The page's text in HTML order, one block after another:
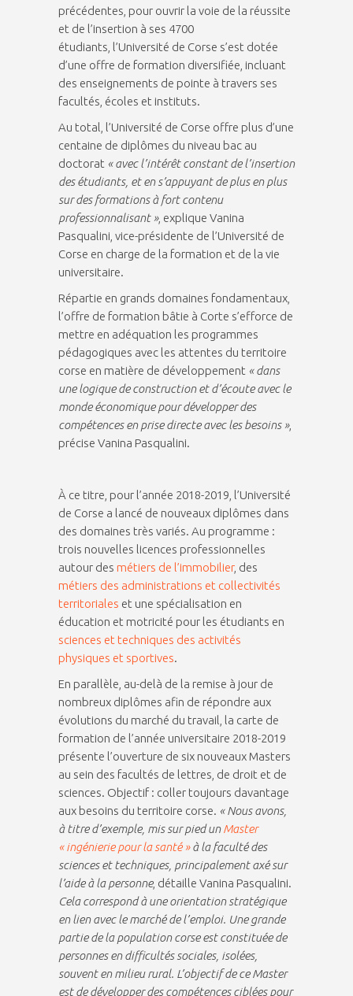
précédentes, pour ouvrir la voie de la réussite
et de l’insertion à ses 4700
étudiants, l’Université de Corse s’est dotée
d’une offre de formation diversifiée, incluant
des enseignements de pointe à travers ses
facultés, écoles et instituts.
Au total, l’Université de Corse offre plus d’une
centaine de diplômes du niveau bac au
doctorat « avec l’intérêt constant de l’insertion
des étudiants, et en s’appuyant de plus en plus
sur des formations à fort contenu
professionnalisant », explique Vanina
Pasqualini, vice-présidente de l’Université de
Corse en charge de la formation et de la vie
universitaire.
Répartie en grands domaines fondamentaux,
l’offre de formation bâtie à Corte s’efforce de
mettre en adéquation les programmes
pédagogiques avec les attentes du territoire
corse en matière de développement « dans
une logique de construction et d’écoute avec le
monde économique pour développer des
compétences en prise directe avec les besoins »,
précise Vanina Pasqualini.
À ce titre, pour l’année 2018-2019, l’Université
de Corse a lancé de nouveaux diplômes dans
des domaines très variés. Au programme :
trois nouvelles licences professionnelles
autour des métiers de l’immobilier, des
métiers des administrations et collectivités
territoriales et une spécialisation en
éducation et motricité pour les étudiants en
sciences et techniques des activités
physiques et sportives.
En parallèle, au-delà de la remise à jour de
nombreux diplômes afin de répondre aux
évolutions du marché du travail, la carte de
formation de l’année universitaire 2018-2019
présente l’ouverture de six nouveaux Masters
au sein des facultés de lettres, de droit et de
sciences. Objectif : coller toujours davantage
aux besoins du territoire corse. « Nous avons,
à titre d’exemple, mis sur pied unMaster
« ingénierie pour la santé »à la faculté des
sciences et techniques, principalement axé sur
l’aide à la personne, détaille Vanina Pasqualini.
Cela correspond à une orientation stratégique
en lien avec le marché de l’emploi. Une grande
partie de la population corse est constituée de
personnes en difficultés sociales, isolées,
souvent en milieu rural. L’objectif de ce Master
est de développer des compétences ciblées pour